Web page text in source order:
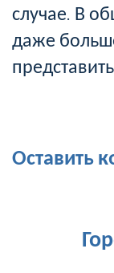
случае. В
даже
Оставить